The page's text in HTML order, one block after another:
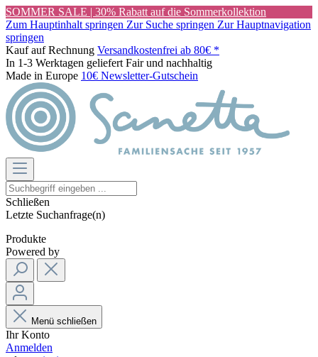
SOMMER SALE | 30% Rabatt auf die Sommerkollektion
Zum Hauptinhalt springen Zur Suche springen Zur Hauptnavigation
springen
Kauf auf Rechnung Versandkostenfrei ab 80€ *
In 1-3 Werktagen geliefert Fair und nachhaltig
Made in Europe 10€ Newsletter-Gutschein
Schließen
Letzte Suchanfrage(n)
Produkte
Powered by
Menü schließen
Ihr Konto
Anmelden